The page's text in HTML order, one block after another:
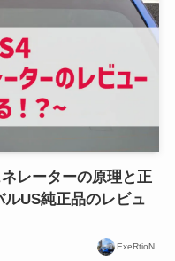
レーターの原理と正
US純正品のレビュ
ExeRtioN